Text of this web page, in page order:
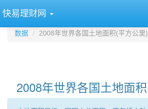
快易理财网
数据 2008年世界各国土地面积(平方公里)
2008年世界各国土地面